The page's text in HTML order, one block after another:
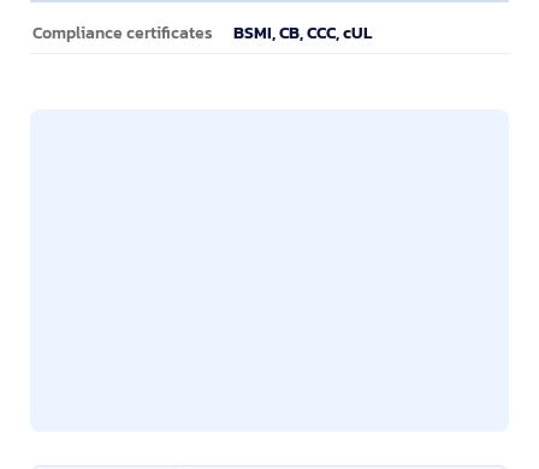
Certificat
Compliance certificates BSMI, CB, CCC, cUL